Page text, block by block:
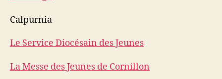
Calpurnia
Le Service Diocésain des Jeunes
La Messe des Jeunes de Cornillon